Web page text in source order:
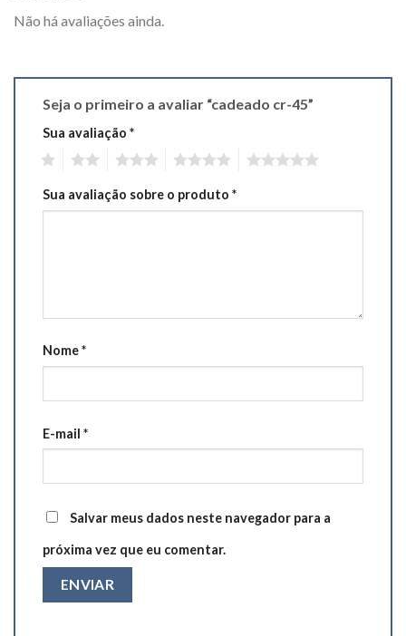
Não há avaliações ainda.
Seja o primeiro a avaliar “cadeado cr-45”
Sua avaliação *
Sua avaliação sobre o produto *
Nome*
E-mail *
Salvar meus dados neste navegador para a
próxima vez que eu comentar.